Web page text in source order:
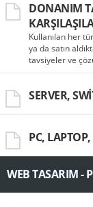
DONANIM
Kullanılan her
ya da satın
tavsiyeler ve
SERVER,
PC,
WEB TASARIM -